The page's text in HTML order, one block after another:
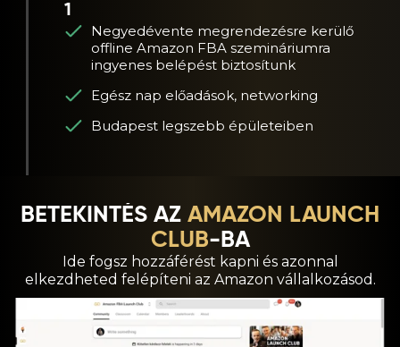
1
Negyedévente megrendezésre kerülő
offline Amazon FBA szemináriumra
ingyenes belépést biztosítunk
Egész nap előadások, networking
Budapest legszebb épületeiben
BETEKINTÉS AZ AMAZON LAUNCH
CLUB-BA
Ide fogsz hozzáférést kapni és azonnal
elkezdheted felépíteni az Amazon vállalkozásod.